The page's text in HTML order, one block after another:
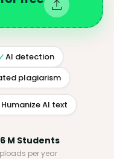
AI detection
plagiarism
Humanize AI text
M Students
per year